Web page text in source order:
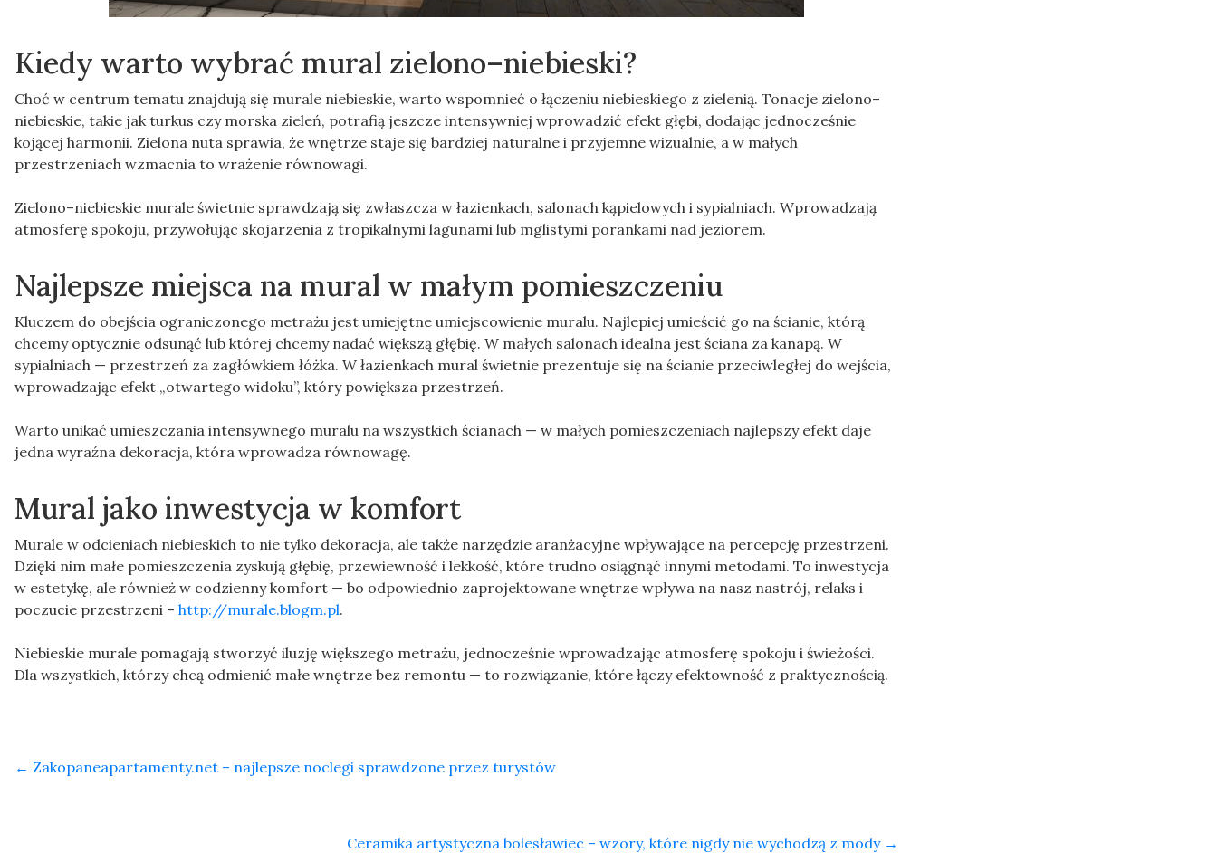
Kiedy warto wybrać mural zielono–niebieski?
Choć w centrum tematu znajdują się murale niebieskie, warto wspomnieć o łączeniu niebieskiego z zielenią. Tonacje zielono–
niebieskie, takie jak turkus czy morska zieleń, potrafią jeszcze intensywniej wprowadzić efekt głębi, dodając jednocześnie
kojącej harmonii. Zielona nuta sprawia, że wnętrze staje się bardziej naturalne i przyjemne wizualnie, a w małych
przestrzeniach wzmacnia to wrażenie równowagi.
Zielono–niebieskie murale świetnie sprawdzają się zwłaszcza w łazienkach, salonach kąpielowych i sypialniach. Wprowadzają
atmosferę spokoju, przywołując skojarzenia z tropikalnymi lagunami lub mglistymi porankami nad jeziorem.
Najlepsze miejsca na mural w małym pomieszczeniu
Kluczem do obejścia ograniczonego metrażu jest umiejętne umiejscowienie muralu. Najlepiej umieścić go na ścianie, którą
chcemy optycznie odsunąć lub której chcemy nadać większą głębię. W małych salonach idealna jest ściana za kanapą. W
sypialniach — przestrzeń za zagłówkiem łóżka. W łazienkach mural świetnie prezentuje się na ścianie przeciwległej do wejścia,
wprowadzając efekt „otwartego widoku”, który powiększa przestrzeń.
Warto unikać umieszczania intensywnego muralu na wszystkich ścianach — w małych pomieszczeniach najlepszy efekt daje
jedna wyraźna dekoracja, która wprowadza równowagę.
Mural jako inwestycja w komfort
Murale w odcieniach niebieskich to nie tylko dekoracja, ale także narzędzie aranżacyjne wpływające na percepcję przestrzeni.
Dzięki nim małe pomieszczenia zyskują głębię, przewiewność i lekkość, które trudno osiągnąć innymi metodami. To inwestycja
w estetykę, ale również w codzienny komfort — bo odpowiednio zaprojektowane wnętrze wpływa na nasz nastrój, relaks i
poczucie przestrzeni – http://murale.blogm.pl.
Niebieskie murale pomagają stworzyć iluzję większego metrażu, jednocześnie wprowadzając atmosferę spokoju i świeżości.
Dla wszystkich, którzy chcą odmienić małe wnętrze bez remontu — to rozwiązanie, które łączy efektowność z praktycznością.
← Zakopaneapartamenty.net – najlepsze noclegi sprawdzone przez turystów
Ceramika artystyczna bolesławiec – wzory, które nigdy nie wychodzą z mody →